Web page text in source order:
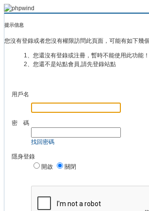
提示信息
您沒有登錄或者您沒有權限訪問此頁面，可能有如下幾
1、您還沒有登錄或注冊，暫時不能使用此功能！
2、您還不是站點會員,請先登錄站點
用戶名
密 碼
找回密碼
隱身登錄
開啟
關閉